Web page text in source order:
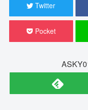
Twitter
Pocket